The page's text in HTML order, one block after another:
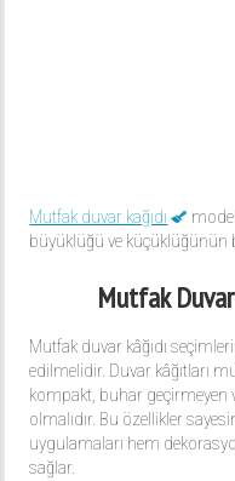
Mutfak duvar kağıdı
büyüklüğü ve
Mutfak
Mutfak duvar kâğıdı
edilmelidir. Duvar kâğıtları
kompakt, buhar geçirmeyen
olmalıdır. Bu özellikler
uygulamaları hem
sağlar.